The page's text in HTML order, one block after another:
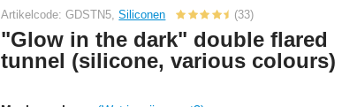
Artikelcode: GDSTN5,Siliconen (33)
"Glow in the dark" double flared
tunnel (silicone, various colours)